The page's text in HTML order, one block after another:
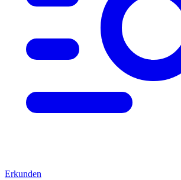
Erkunden